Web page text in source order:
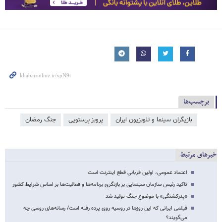
برچسب‌ها
بازیگران سینما و تلویزیون ایران پرویز پرستویی جنگ رمضان
خبرهای مرتبط
اعتماد عمومی، اولین قربانی قطع اینترنت است
تاکید رئیس سازمان سینمایی بر بازنگری برنامه‌ها و فعالیت‌ها بر اساس شرایط کشور
«پدرکشتگی» با موضوع جنگ تولید شد
فیلمی ایرانی که این روزها در روسیه روی پرده رفته است/ رسانه‌های روسی چه
می‌گویند؟